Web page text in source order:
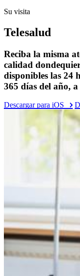
Su visita
Telesalud
Reciba la misma
calidad
disponibles las 24
365 días del año,
Descargar para iOS